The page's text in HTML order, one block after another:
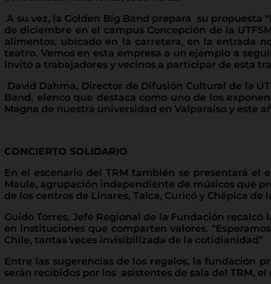
A su vez, la Golden Big Band prepara su propuesta
de diciembre en el campus Concepción de la
alimentos, ubicado en la carretera, en la entrada
teatro. Vemos en esta empresa a un ejemplo a
invitó a trabajadores y vecinos a participar de esta
David Dahma, Director de Difusión Cultural de la
Band, elenco que destaca como uno de los
Magna de nuestra universidad en Valparaíso y este
CONCIERTO SOLIDARIO
En el escenario del TRM también se presentará el
Maule, agrupación independiente de músicos que
de los centros de Linares, Talca, Curicó y Chépica de
Guido Torres, Jefe Regional de la Fundación
en instituciones que comparten valores.
Chile, tantas veces invisibilizada de la cotidianidad”
Entre las sugerencias de los regalos, la fundación
serán recibidos por los asistentes de sala del TRM,